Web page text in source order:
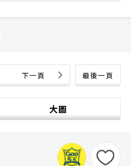
最後一頁
下一頁
大圖